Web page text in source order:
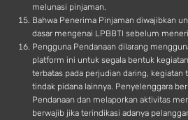
melunasi pinjaman.
Bahwa Penerima Pinjaman diwajibkan
dasar mengenai LPBBTI sebelum
Pengguna Pendanaan dilarang
platform ini untuk segala bentuk
terbatas pada perjudian daring,
tindak pidana lainnya. Penyelenggara
Pendanaan dan melaporkan aktivitas
berwajib jika terindikasi adanya